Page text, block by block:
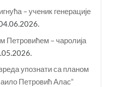
– ученик генерације
Петровићем – чаролија
упознати са планом
Петровић Алас“